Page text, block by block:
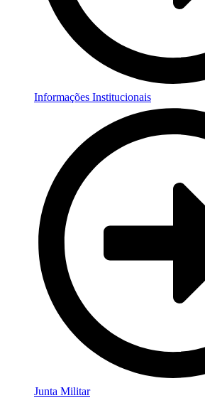
Informações Institucionais
Junta Militar